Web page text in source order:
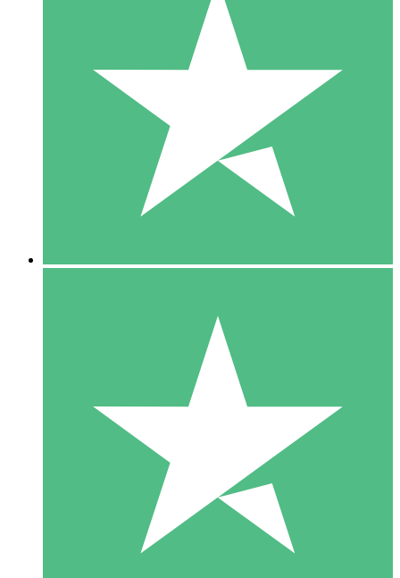
Pacotes de Créditos Individuais
Pague conforme o uso com créditos de download. Sem
1000
10 Downloads
20 00